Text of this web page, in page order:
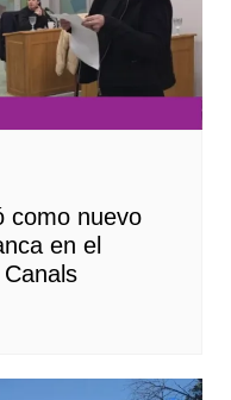
como nuevo
en el